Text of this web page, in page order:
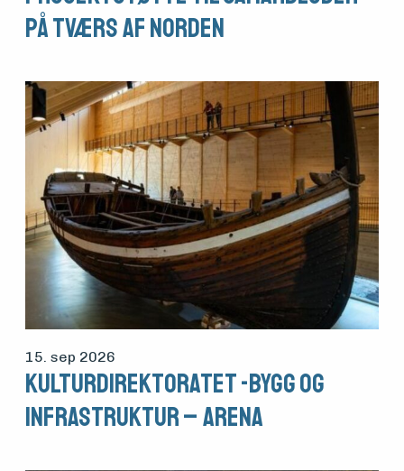
vedlikehold
og drift
Om
foreningen
Aktuelt
Arrangementer
på tværs af Norden
15. sep 2026
Kulturdirektoratet -Bygg og
infrastruktur – ARENA